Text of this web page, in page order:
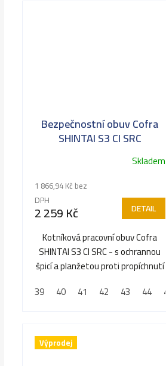
Bezpečnostní obuv Cofra
SHINTAI S3 CI SRC
Skladem
1 866,94 Kč bez
DPH
2 259 Kč DETAIL
Kotníková pracovní obuv Cofra
SHINTAI S3 CI SRC - s ochrannou
špicí a planžetou proti propíchnutí
39
40 41 42 43 44 45
Výprodej